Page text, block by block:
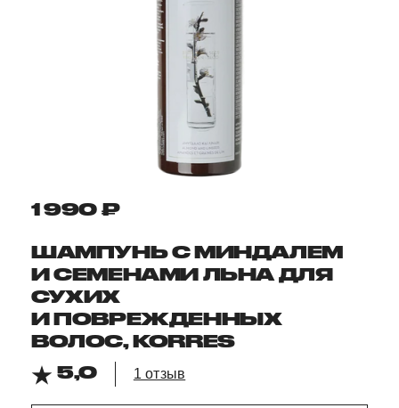
1 990 ₽
ШАМПУНЬ С МИНДАЛЕМ
И СЕМЕНАМИ ЛЬНА ДЛЯ
СУХИХ
И ПОВРЕЖДЕННЫХ
ВОЛОС, KORRES
5,0
1 отзыв